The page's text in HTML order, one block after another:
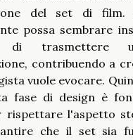
del set di film.
possa sembrare
di trasmettere
contribuendo a
vuole evocare.
fase di design è
rispettare l'aspetto
che il set sia